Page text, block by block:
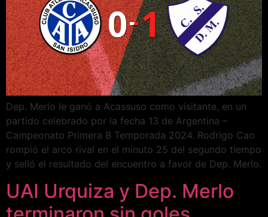
Dep. Merlo le ganó a Acassuso como visitante, en un
partido celebrado por la fecha 13 de Argentina –
Campeonato Primera B Temporada 2024. Rodrigo Cao
rompió el arco rival en el minuto 25 del segundo tiempo
y selló el resultado del encuentro a favor de Dep. Merlo.
UAI Urquiza y Dep. Merlo